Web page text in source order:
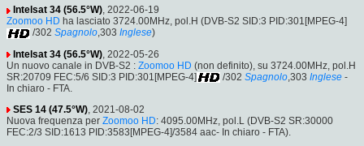
Intelsat 34 (56.5°W), 2022-06-19
Zoomoo HD ha lasciato 3724.00MHz, pol.H (DVB-S2 SID:3 PID:301[MPEG-4]
/302 Spagnolo,303 Inglese)
Intelsat 34 (56.5°W) , 2022-05-26
Un nuovo canale in DVB-S2 : Zoomoo HD (non definito), su 3724.00MHz, pol.H
SR:20709 FEC:5/6 SID:3 PID:301[MPEG-4]
/302 Spagnolo ,303 Inglese -
In chiaro - FTA.
SES 14 (47.5°W), 2021-08-02
Nuova frequenza per Zoomoo HD: 4095.00MHz, pol.L (DVB-S2 SR:30000
FEC:2/3 SID:1613 PID:3583[MPEG-4]/3584 aac- In chiaro - FTA).